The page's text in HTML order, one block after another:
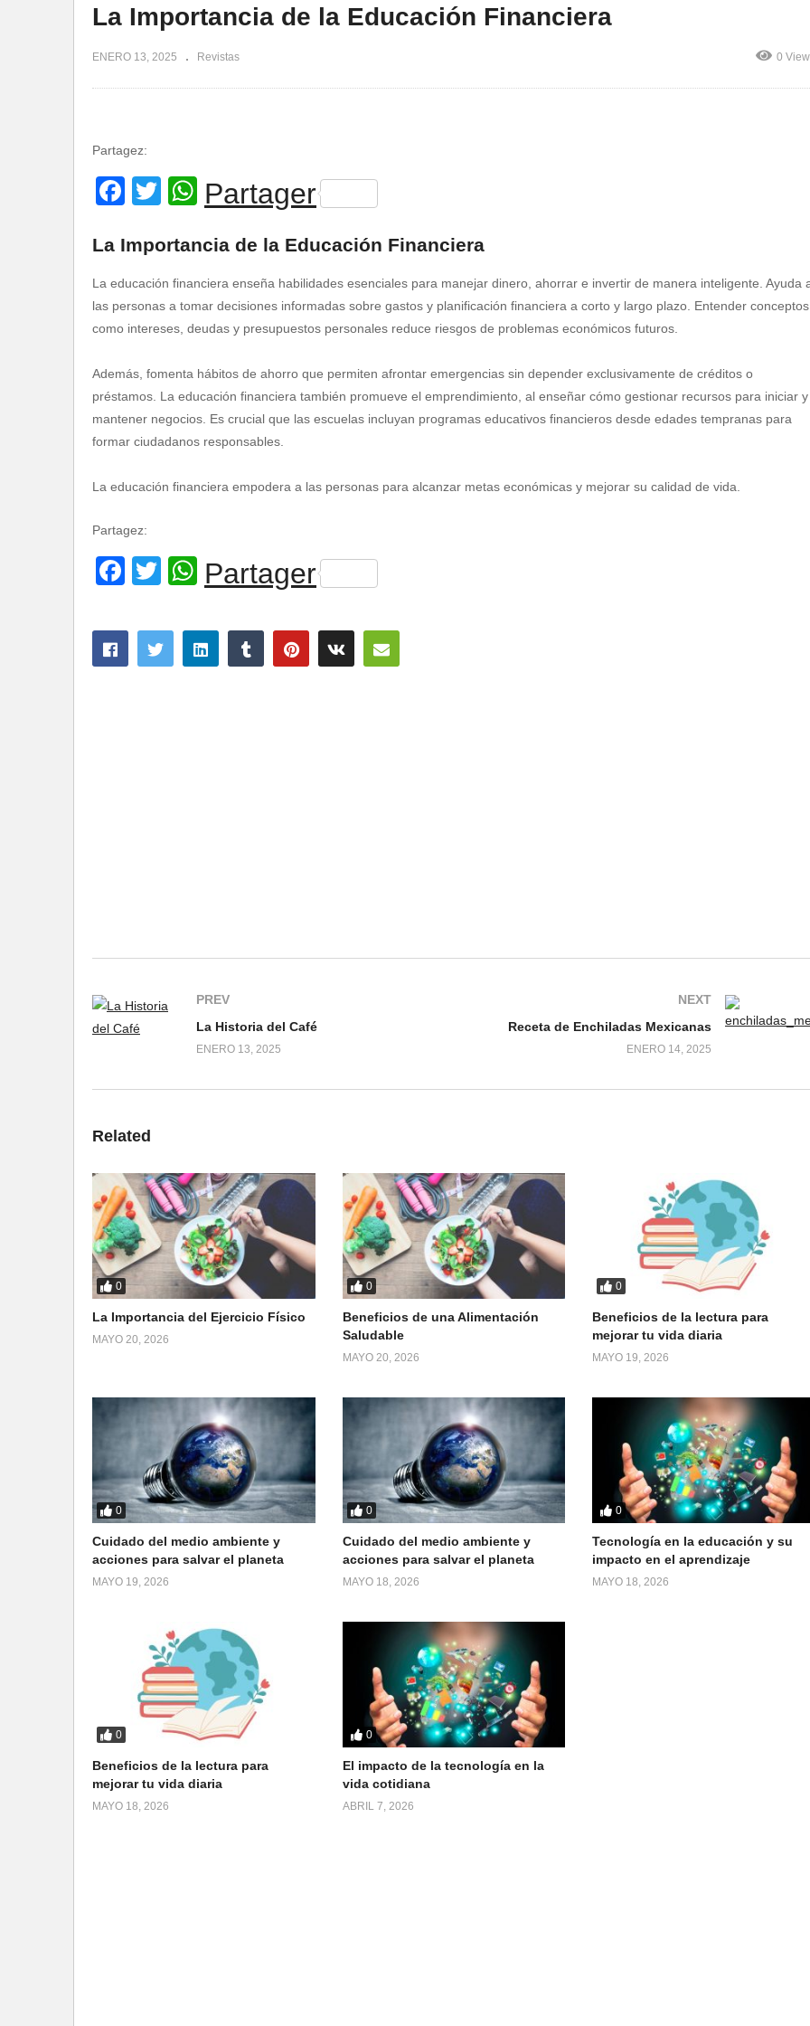
La Importancia de la Educación Financiera
ENERO 13, 2025 Revistas 0
Partagez:
Facebook
Twitter
WhatsApp
Partager
La Importancia de la Educación Financiera
La educación financiera enseña habilidades esenciales para manejar dinero, ahorrar e invertir de manera inteligente. Ayuda
las personas a tomar decisiones informadas sobre gastos y planificación financiera a corto y largo plazo. Entender conceptos
como intereses, deudas y presupuestos personales reduce riesgos de problemas económicos futuros.
Además, fomenta hábitos de ahorro que permiten afrontar emergencias sin depender exclusivamente de créditos o
préstamos. La educación financiera también promueve el emprendimiento, al enseñar cómo gestionar recursos para iniciar y
mantener negocios. Es crucial que las escuelas incluyan programas educativos financieros desde edades tempranas para
formar ciudadanos responsables.
La educación financiera empodera a las personas para alcanzar metas económicas y mejorar su calidad de vida.
Partagez:
Facebook
Twitter
WhatsApp
Partager
PREV
La Historia del Café
ENERO 13, 2025
NEXT
Receta de Enchiladas Mexicanas
ENERO 14, 2025
Related
0
La Importancia del Ejercicio Físico
MAYO 20, 2026
0
Beneficios de una Alimentación
Saludable
MAYO 20, 2026
0
Beneficios de la lectura para
mejorar tu vida diaria
MAYO 19, 2026
0
Cuidado del medio ambiente y
acciones para salvar el planeta
MAYO 19, 2026
0
Cuidado del medio ambiente y
acciones para salvar el planeta
MAYO 18, 2026
0
Tecnología en la educación y su
impacto en el aprendizaje
MAYO 18, 2026
0
Beneficios de la lectura para
mejorar tu vida diaria
MAYO 18, 2026
0
El impacto de la tecnología en la
vida cotidiana
ABRIL 7, 2026